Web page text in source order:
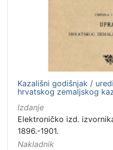
Kazališni godišnjak /
hrvatskog zemaljskog
Izdanje
Elektroničko izd.
1896.-1901.
Nakladnik